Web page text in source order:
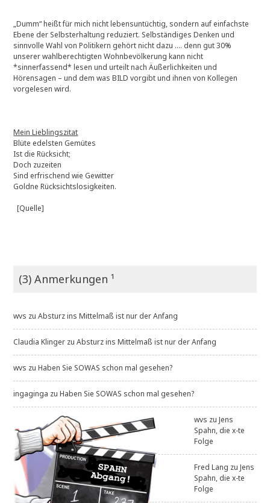
„Dumm“ heißt für mich nicht lebensuntüchtig, sondern auf einfachste
Ebene der Selbsterhaltung reduziert. Selbständiges Denken und
sinnvolle Wahl von Politikern gehört nicht dazu …. denn gut 30%
unserer wahlberechtigten Wohnbevölkerung kann nicht
*sinnerfassend* lesen und urteilt nach Äußerlichkeiten und
Hörensagen – und dem was BILD vorgibt und ihnen von Kollegen
vorgelesen wird.
Mein Lieblingszitat
Blüte edelsten Gemütes
Ist die Rücksicht;
Doch zuzeiten
Sind erfrischend wie Gewitter
Goldne Rücksichtslosigkeiten.
[Quelle]
(3) Anmerkungen ¹
wvs zuAbsturz ins Mittelmaß ist nur der Anfang
Claudia Klinger zuAbsturz ins Mittelmaß ist nur der Anfang
wvs zuHaben Sie SOWAS schon mal gesehen?
ingaginga zuHaben Sie SOWAS schon mal gesehen?
wvs zuJens
Spahn, die x-te
Folge
Fred Lang zuJens
Spahn, die x-te
Folge